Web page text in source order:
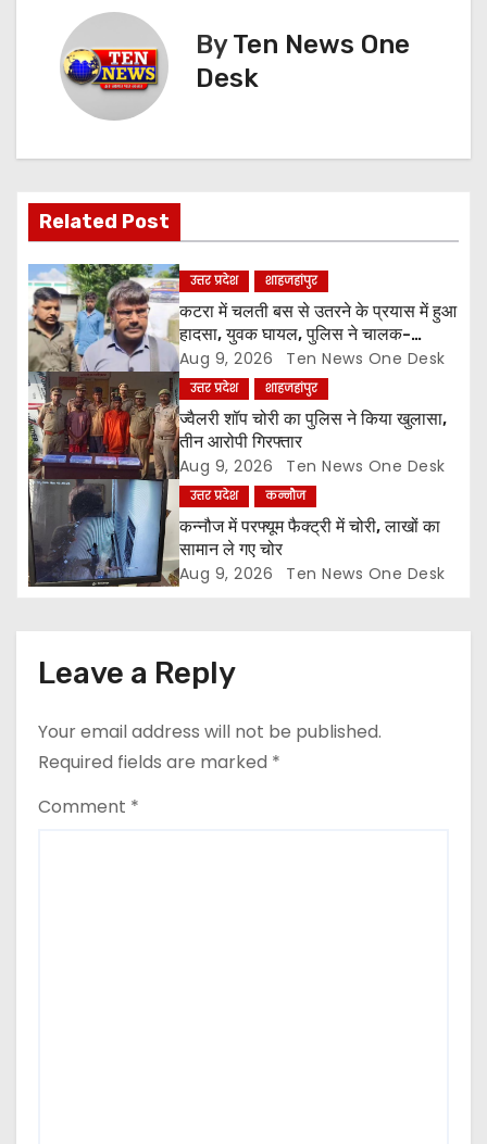
v
i
g
a
t
i
o
n
ByTen News One
Desk
Related Post
उत्तर प्रदेश शाहजहांपुर
कटरा में चलती बस से उतरने के प्रयास में हुआ
हादसा, युवक घायल, पुलिस ने चालक-
परिचालक को पूंछताछ के लिए हिरासत में लिया
Aug 9, 2026 Ten News One Desk
उत्तर प्रदेश शाहजहांपुर
ज्वैलरी शॉप चोरी का पुलिस ने किया खुलासा,
तीन आरोपी गिरफ्तार
Aug 9, 2026 Ten News One Desk
उत्तर प्रदेश कन्नौज
कन्नौज में परफ्यूम फैक्ट्री में चोरी, लाखों का
सामान ले गए चोर
Aug 9, 2026 Ten News One Desk
Leave a Reply
Your email address will not be published.
Required fields are marked *
Comment *